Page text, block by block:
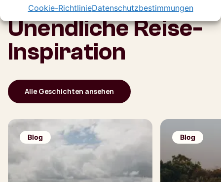
Cookie-RichtlinieDatenschutzbestimmungen
Unendliche Reise-
Inspiration
Alle Geschichten ansehen
Blog Blog